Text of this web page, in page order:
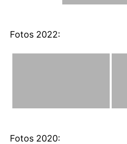
Fotos 2022:
Fotos 2020: